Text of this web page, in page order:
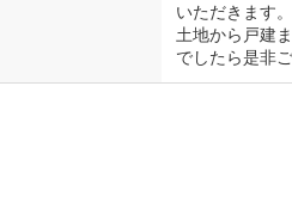
いただきます。
土地から戸建
でしたら是非